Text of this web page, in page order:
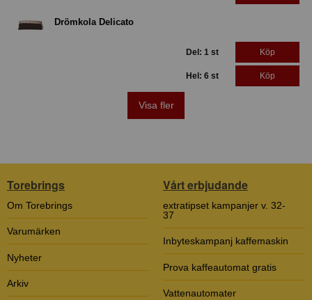
Drömkola Delicato
Del: 1 st Köp
Hel: 6 st Köp
Visa fler
Torebrings
Om Torebrings
Varumärken
Nyheter
Arkiv
Vårt erbjudande
extratipset kampanjer v. 32-
37
Inbyteskampanj kaffemaskin
Prova kaffeautomat gratis
Vattenautomater